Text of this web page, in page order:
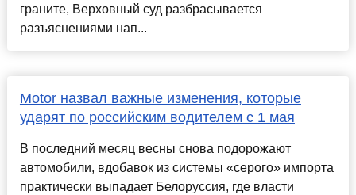
граните, Верховный суд разбрасывается
разъяснениями нап...
Motor назвал важные изменения, которые
ударят по российским водителем с 1 мая
В последний месяц весны снова подорожают
автомобили, вдобавок из системы «серого» импорта
практически выпадает Белоруссия, где власти